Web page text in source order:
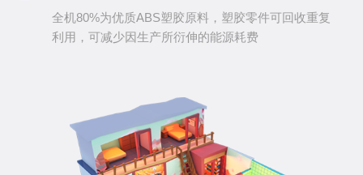
全机80%为优质ABS塑胶原料，塑胶零件可回收重复
利用，可减少因生产所衍伸的能源耗费